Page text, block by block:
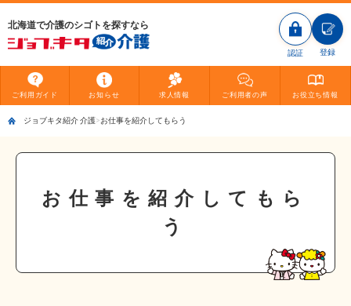
北海道で介護のシゴトを探すなら
認証 登録
ご利用 ガイド お知らせ 求人情報 ご利用者の声 お役立ち情報
ジョブキタ紹介 介護 お仕事を紹介してもらう
お仕事を紹介してもら
う